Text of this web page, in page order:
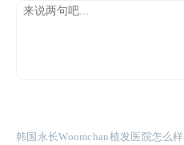
韩国永长Woomchan植发医院怎么样